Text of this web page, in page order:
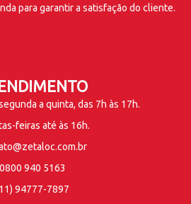
para garantir a satisfação do cliente.
a quinta, das 7h às 17h.
feiras até às 16h.
0800 940 5163
94777-7897